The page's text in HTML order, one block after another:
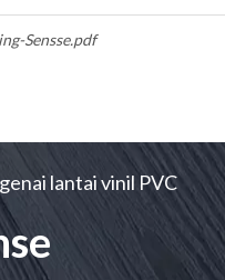
Sensse.pdf
lantai vinil PVC